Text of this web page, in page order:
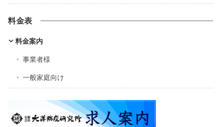
料金表
料金案内
事業者様
一般家庭向け